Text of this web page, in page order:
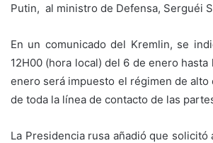
Putin, al ministro de Defensa, Serguéi
En un comunicado del Kremlin, se
12H00 (hora local) del 6 de enero
enero será impuesto el régimen de alto
de toda la línea de contacto de las
La Presidencia rusa añadió que